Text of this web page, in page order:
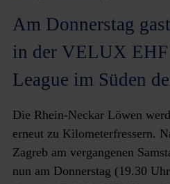
Am Donnerstag
in der VELUX EHF
League im Süden
Die Rhein-Neckar Löwen
erneut zu Kilometerfressern.
Zagreb am vergangenen
nun am Donnerstag (19.30